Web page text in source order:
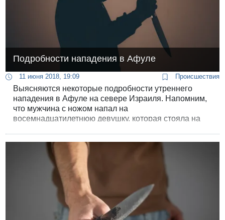
Подробности нападения в Афуле
11 июня 2018, 19:09 Происшествия
Выясняются некоторые подробности утреннего
нападения в Афуле на севере Израиля. Напомним,
что мужчина с ножом напал на
восемнадцатилетнюю девушку, которая стояла на
Палестинской автономии из города Дженин.